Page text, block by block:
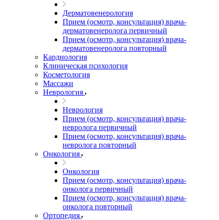
Дерматовенерология
Прием (осмотр, консультация) врача-
дерматовенеролога первичный
Прием (осмотр, консультация) врача-
дерматовенеролога повторный
Кардиология
Клиническая психология
Косметология
Массажи
Неврология
Неврология
Прием (осмотр, консультация) врача-
невролога первичный
Прием (осмотр, консультация) врача-
невролога повторный
Онкология
Онкология
Прием (осмотр, консультация) врача-
онколога первичный
Прием (осмотр, консультация) врача-
онколога повторный
Ортопедия